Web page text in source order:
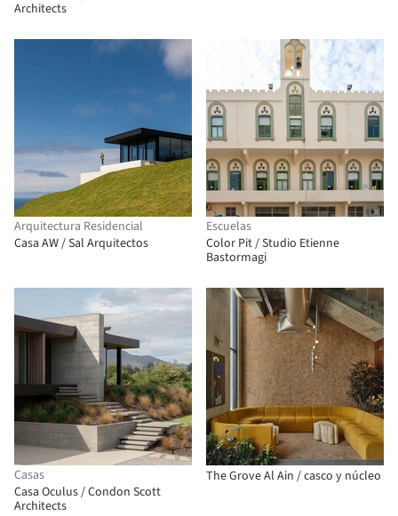
Architects
Arquitectura Residencial
Casa AW / Sal Arquitectos
Escuelas
Color Pit / Studio Etienne
Bastormagi
Casas
Casa Oculus / Condon Scott
Architects
The Grove Al Ain / casco y núcleo